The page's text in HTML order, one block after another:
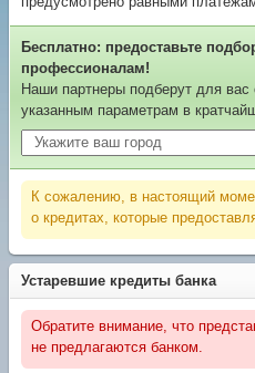
Бесплатно: предоставьте
профессионалам!
Наши партнеры подберут для вас
указанным параметрам в
К сожалению, в настоящий
о кредитах, которые
Устаревшие кредиты банка
Обратите внимание, что
не предлагаются банком.